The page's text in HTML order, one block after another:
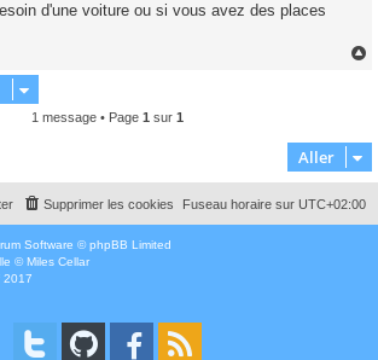
d'une voiture ou si vous avez des places
1 message • Page 1 sur 1
Aller
Fuseau horaire sur UTC+02:00
Supprimer les cookies
Software © phpBB Limited
©Miles Cellar
2017